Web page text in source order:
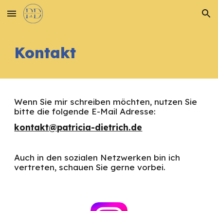
Skip to main content Skip to navigation
Kontakt
Wenn Sie mir schreiben möchten, nutzen Sie
bitte die folgende E-Mail Adresse:
kontakt@patricia-dietrich.de
Auch in den sozialen Netzwerken bin ich
vertreten, schauen Sie gerne vorbei.